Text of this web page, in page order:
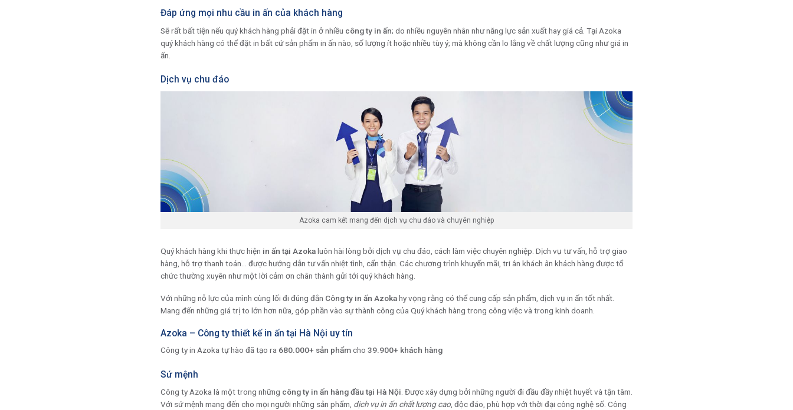
Đáp ứng mọi nhu cầu in ấn của khách hàng
Sẽ rất bất tiện nếu quý khách hàng phải đặt in ở nhiều công ty in ấn; do nhiều nguyên nhân như năng lực sản xuất hay giá cả. Tại Azoka
quý khách hàng có thể đặt in bất cứ sản phẩm in ấn nào, số lượng ít hoặc nhiều tùy ý; mà không cần lo lắng về chất lượng cũng như giá in
ấn.
Dịch vụ chu đáo
Azoka cam kết mang đến dịch vụ chu đáo và chuyên nghiệp
Quý khách hàng khi thực hiện in ấn tại Azokaluôn hài lòng bởi dịch vụ chu đáo, cách làm việc chuyên nghiệp. Dịch vụ tư vấn, hỗ trợ giao
hàng, hỗ trợ thanh toán… được hướng dẫn tư vấn nhiệt tình, cẩn thận. Các chương trình khuyến mãi, tri ân khách ân khách hàng được tổ
chức thường xuyên như một lời cảm ơn chân thành gửi tới quý khách hàng.
Với những nỗ lực của mình cùng lối đi đúng đắn Công ty in ấn Azokahy vọng rằng có thể cung cấp sản phẩm, dịch vụ in ấn tốt nhất.
Mang đến những giá trị to lớn hơn nữa, góp phần vào sự thành công của Quý khách hàng trong công việc và trong kinh doanh.
Azoka – Công ty thiết kế in ấn tại Hà Nội uy tín
Công ty in Azoka tự hào đã tạo ra 680.000+ sản phẩmcho 39.900+ khách hàng
Sứ mệnh
Công ty Azoka là một trong những công ty in ấn hàng đầu tại Hà Nội. Được xây dựng bởi những người đi đầu đầy nhiệt huyết và tận tâm.
Với sứ mệnh mang đến cho mọi người những sản phẩm, dịch vụ in ấn chất lượng cao, độc đáo, phù hợp với thời đại công nghệ số. Công